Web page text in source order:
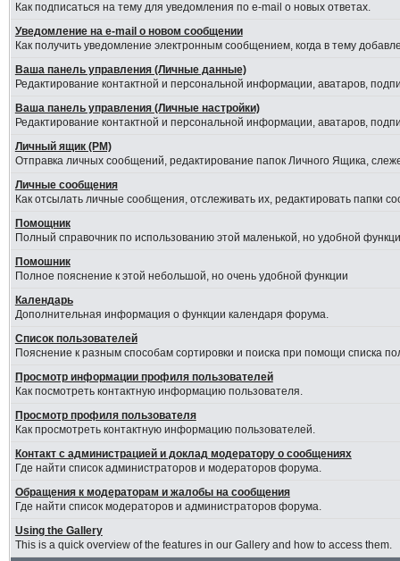
Как подписаться на тему для уведомления по e-mail о новых ответах.
Уведомление на е-mail о новом сообщении
Как получить уведомление электронным сообщением, когда в тему
Ваша панель управления (Личные данные)
Редактирование контактной и персональной информации, аватаров,
Ваша панель управления (Личные настройки)
Редактирование контактной и персональной информации, аватаров,
Личный ящик (PM)
Отправка личных сообщений, редактирование папок Личного Ящика,
Личные сообщения
Как отсылать личные сообщения, отслеживать их, редактировать папки
Помощник
Полный справочник по использованию этой маленькой, но удобной
Помошник
Полное пояснение к этой небольшой, но очень удобной функции
Календарь
Дополнительная информация о функции календаря форума.
Список пользователей
Пояснение к разным способам сортировки и поиска при помощи списка
Просмотр информации профиля пользователей
Как посмотреть контактную информацию пользователя.
Просмотр профиля пользователя
Как просмотреть контактную информацию пользователей.
Контакт с администрацией и доклад модератору о сообщениях
Где найти список администраторов и модераторов форума.
Обращения к модераторам и жалобы на сообщения
Где найти список модераторов и администраторов форума.
Using the Gallery
This is a quick overview of the features in our Gallery and how to access them.